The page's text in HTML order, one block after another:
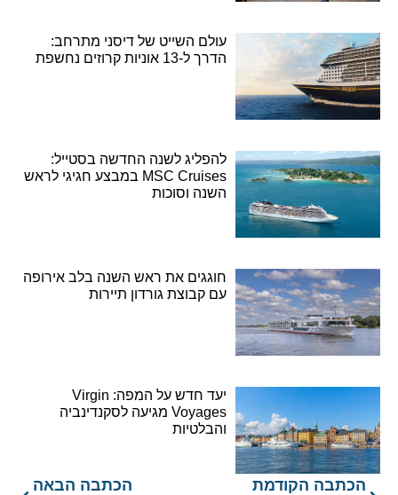
עולם השייט של דיסני מתרחב:
הדרך ל-13 אוניות קרוזים נחשפת
להפליג לשנה החדשה בסטייל:
MSC Cruises במבצע חגיגי לראש
השנה וסוכות
חוגגים את ראש השנה בלב אירופה
עם קבוצת גורדון תיירות
יעד חדש על המפה: Virgin
Voyages מגיעה לסקנדינביה
והבלטיות
הכתבה הקודמת הכתבה הבאה